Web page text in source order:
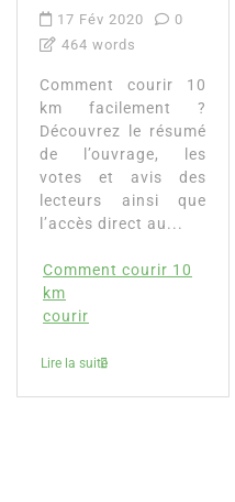
17 Fév 2020
0
464 words
Comment courir 10
km facilement ?
Découvrez le résumé
de l’ouvrage, les
votes et avis des
lecteurs ainsi que
l’accès direct au...
Comment courir 10
km
courir
Lire la suite